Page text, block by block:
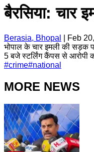
बैरसिया: चार
Berasia, Bhopal
Feb
भोपाल के चार इमली की सड़क
5 बजे स्टर्लिंग कैंपस से आरोपी
#crime#national
MORE NEWS